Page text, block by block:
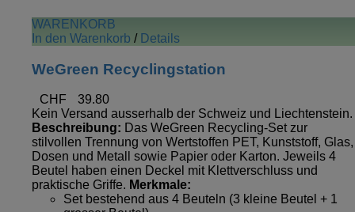
WARENKORB
In den Warenkorb / Details
WeGreen Recyclingstation
CHF
39.80
Kein Versand ausserhalb der Schweiz und Liechtenstein.
Beschreibung: Das WeGreen Recycling-Set zur
stilvollen Trennung von Wertstoffen PET, Kunststoff, Glas,
Dosen und Metall sowie Papier oder Karton. Jeweils 4
Beutel haben einen Deckel mit Klettverschluss und
praktische Griffe. Merkmale:
Set bestehend aus 4 Beuteln (3 kleine Beutel + 1